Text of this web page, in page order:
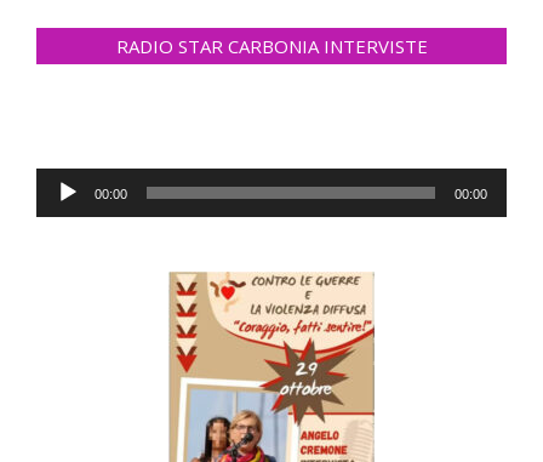
RADIO STAR CARBONIA INTERVISTE
Audio
Player
00:00 00:00